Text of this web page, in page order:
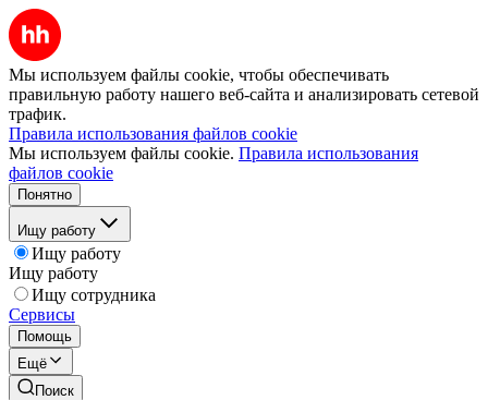
Мы используем файлы cookie, чтобы обеспечивать
правильную работу нашего веб-сайта и анализировать сетевой
трафик.
Правила использования файлов cookie
Мы используем файлы cookie. Правила использования
файлов cookie
Понятно
Ищу работу
Ищу работу
Ищу работу
Ищу сотрудника
Сервисы
Помощь
Ещё
Поиск